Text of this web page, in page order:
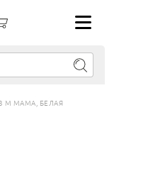
3 М МАМА, БЕЛАЯ